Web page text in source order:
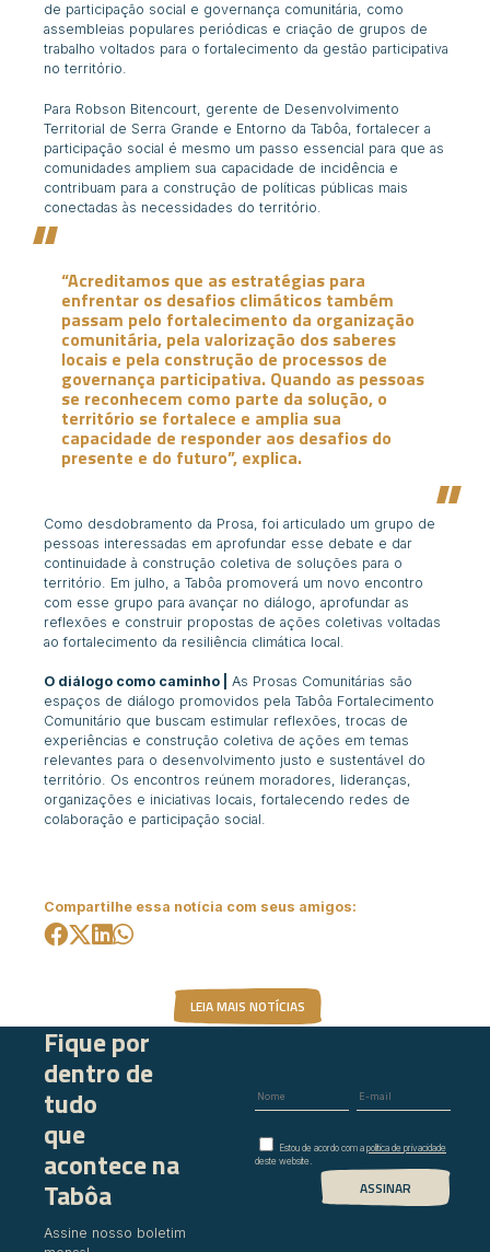
de participação social e governança comunitária, como
assembleias populares periódicas e criação de grupos de
trabalho voltados para o fortalecimento da gestão participativa
no território.
Para Robson Bitencourt, gerente de Desenvolvimento
Territorial de Serra Grande e Entorno da Tabôa, fortalecer a
participação social é mesmo um passo essencial para que as
comunidades ampliem sua capacidade de incidência e
contribuam para a construção de políticas públicas mais
conectadas às necessidades do território.
“Acreditamos que as estratégias para
enfrentar os desafios climáticos também
passam pelo fortalecimento da organização
comunitária, pela valorização dos saberes
locais e pela construção de processos de
governança participativa. Quando as pessoas
se reconhecem como parte da solução, o
território se fortalece e amplia sua
capacidade de responder aos desafios do
presente e do futuro”, explica.
Como desdobramento da Prosa, foi articulado um grupo de
pessoas interessadas em aprofundar esse debate e dar
continuidade à construção coletiva de soluções para o
território. Em julho, a Tabôa promoverá um novo encontro
com esse grupo para avançar no diálogo, aprofundar as
reflexões e construir propostas de ações coletivas voltadas
ao fortalecimento da resiliência climática local.
O diálogo como caminho |
As Prosas Comunitárias são
espaços de diálogo promovidos pela Tabôa Fortalecimento
Comunitário que buscam estimular reflexões, trocas de
experiências e construção coletiva de ações em temas
relevantes para o desenvolvimento justo e sustentável do
território. Os encontros reúnem moradores, lideranças,
organizações e iniciativas locais, fortalecendo redes de
colaboração e participação social.
Compartilhe essa notícia com seus amigos:
LEIA MAIS NOTÍCIAS
Fique por
dentro de
tudo
que
acontece na
Tabôa
Assine nosso boletim
Estou de acordo com a política de privacidade
deste website.